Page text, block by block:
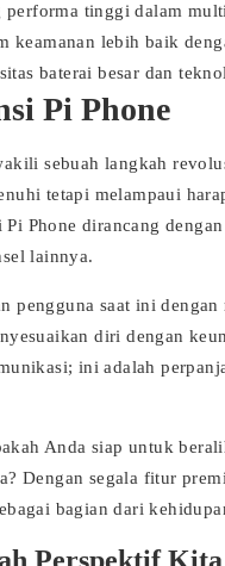
performa tinggi dalam
keamanan lebih baik
baterai besar dan
Pi Phone
sebuah langkah
tetapi melampaui
Phone dirancang
lainnya.
pengguna saat ini
diri dengan
ini adalah
Anda siap untuk
Dengan segala fitur
bagian dari